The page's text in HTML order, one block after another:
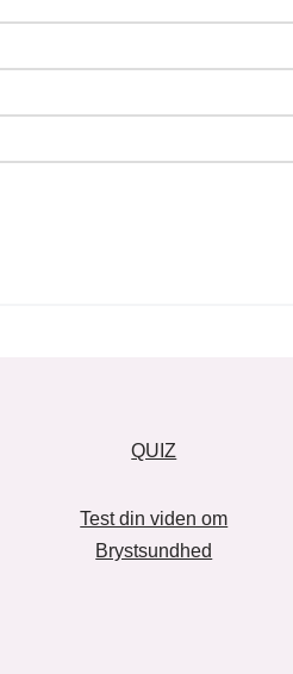
QUIZ
Test din viden om
Brystsundhed